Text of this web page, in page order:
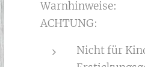
Warnhinweise:
ACHTUNG:
Nicht für